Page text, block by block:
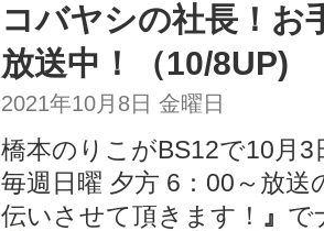
コバヤシの社長！お
放送中！（10/8UP)
2021年10月8日 金曜日
橋本のりこがBS12で10月
毎週日曜 夕方 6：00～放送
伝いさせて頂きます！ 』 で